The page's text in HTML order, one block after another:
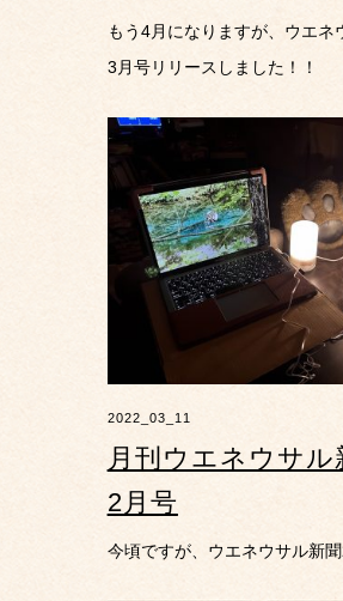
もう4月になりますが、ウエネ
3月号リリースしました！！
2022_03_11
月刊ウエネウサ
2月号
今頃ですが、ウエネウサル新